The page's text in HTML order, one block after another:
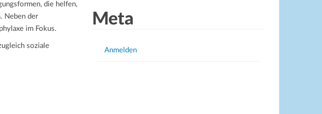
die helfen,
Neben der
im Fokus.
soziale
Meta
Anmelden